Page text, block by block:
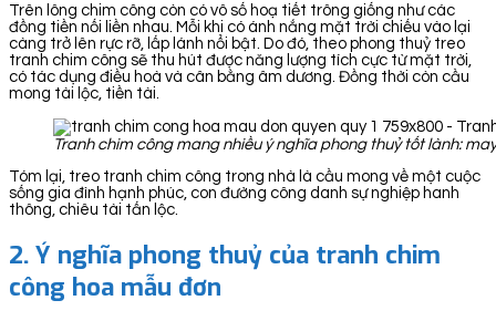
Trên lông chim công còn có vô số hoạ tiết trông giống như các
đồng tiền nối liền nhau. Mỗi khi có ánh nắng mặt trời chiếu vào lại
càng trở lên rực rỡ, lấp lánh nổi bật. Do đó, theo phong thuỷ treo
tranh chim công sẽ thu hút được năng lượng tích cực từ mặt trời,
có tác dụng điều hoà và cân bằng âm dương. Đồng thời còn cầu
mong tài lộc, tiền tài.
Tranh chim công mang nhiều ý nghĩa phong thuỷ tốt lành:
Tóm lại, treo tranh chim công trong nhà là cầu mong về một cuộc
sống gia đình hạnh phúc, con đường công danh sự nghiệp hanh
thông, chiêu tài tấn lộc.
2. Ý nghĩa phong thuỷ của tranh chim
công hoa mẫu đơn